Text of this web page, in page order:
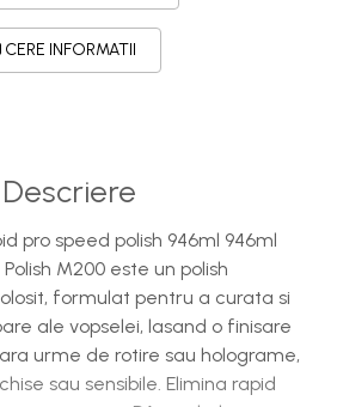
CERE INFORMATII
Descriere
pro speed polish 946ml 946ml
M200 este un polish
formulat pentru a curata si
ale vopselei, lasand o finisare
urme de rotire sau holograme,
sau sensibile. Elimina rapid